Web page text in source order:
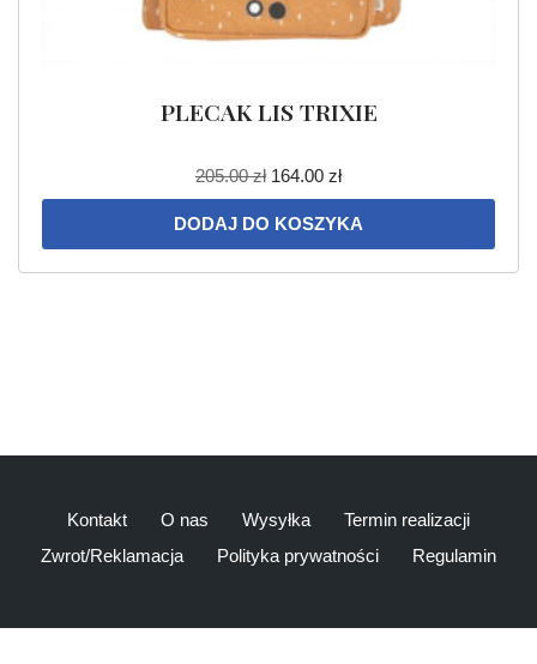
PLECAK LIS TRIXIE
205.00zł 164.00 zł
DODAJ DO KOSZYKA
Kontakt O nas Wysyłka
Termin realizacji
Zwrot/Reklamacja
Polityka prywatności Regulamin